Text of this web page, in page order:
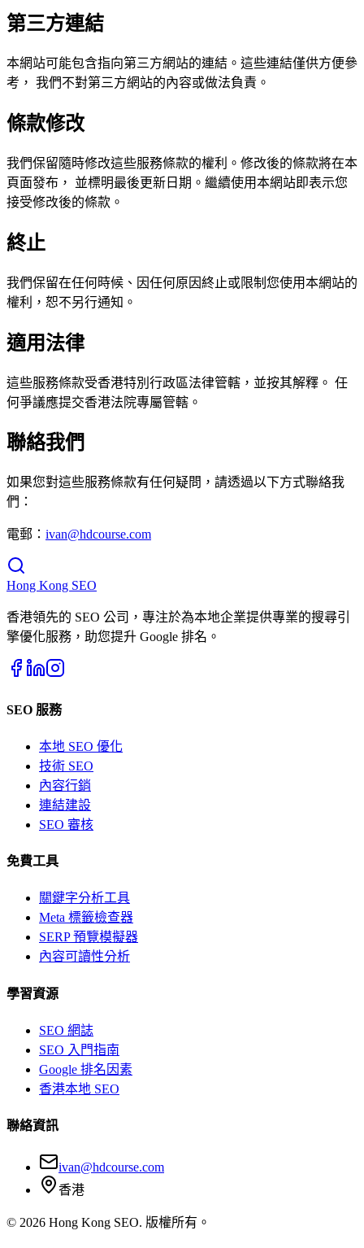
第三方連結
本網站可能包含指向第三方網站的連結。這些連結僅供方便參
考， 我們不對第三方網站的內容或做法負責。
條款修改
我們保留隨時修改這些服務條款的權利。修改後的條款將在本
頁面發布， 並標明最後更新日期。繼續使用本網站即表示您
接受修改後的條款。
終止
我們保留在任何時候、因任何原因終止或限制您使用本網站的
權利，恕不另行通知。
適用法律
這些服務條款受香港特別行政區法律管轄，並按其解釋。 任
何爭議應提交香港法院專屬管轄。
聯絡我們
如果您對這些服務條款有任何疑問，請透過以下方式聯絡我
們：
電郵： ivan@hdcourse.com
Hong Kong SEO
香港領先的 SEO 公司，專注於為本地企業提供專業的搜尋引
擎優化服務，助您提升 Google 排名。
SEO 服務
本地 SEO 優化
技術 SEO
內容行銷
連結建設
SEO 審核
免費工具
關鍵字分析工具
Meta 標籤檢查器
SERP 預覽模擬器
內容可讀性分析
學習資源
SEO 網誌
SEO 入門指南
Google 排名因素
香港本地 SEO
聯絡資訊
ivan@hdcourse.com
香港
© 2026 Hong Kong SEO. 版權所有。